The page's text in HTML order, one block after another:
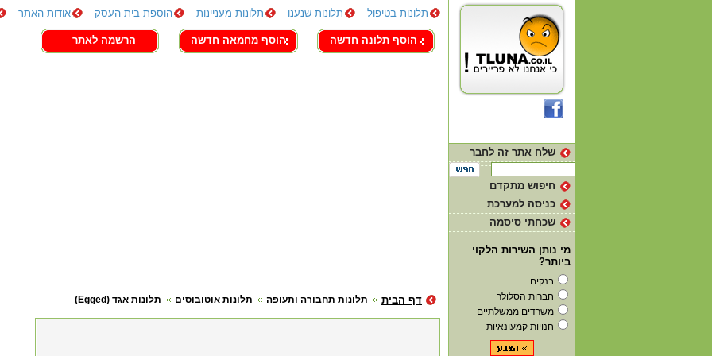
תלונות בטיפול תלונות שנענו תלונות מעניינות הוספת בית העסק אודות האתר
צור קשר
הוסף תלונה חדשה הוסף מחמאה חדשה הרשמה לאתר
תלונות אגד (Egged) תלונות אוטובוסים תלונות תחבורה ותעופה דף הבית
שלח אתר זה לחבר
חיפוש מתקדם
כניסה למערכת
שכחתי סיסמה
מי נותן השירות הלקוי
ביותר?
בנקים
חברות הסלולר
משרדים ממשלתיים
חנויות קמעונאיות